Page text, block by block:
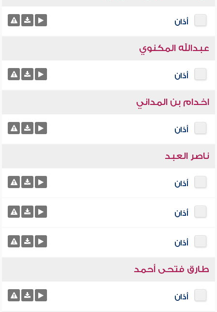
أذان
عبدالله المكنوي
أذان
اخدام بن المداني
أذان
ناصر العبد
أذان
أذان
أذان
طارق فتحى أحمد
أذان